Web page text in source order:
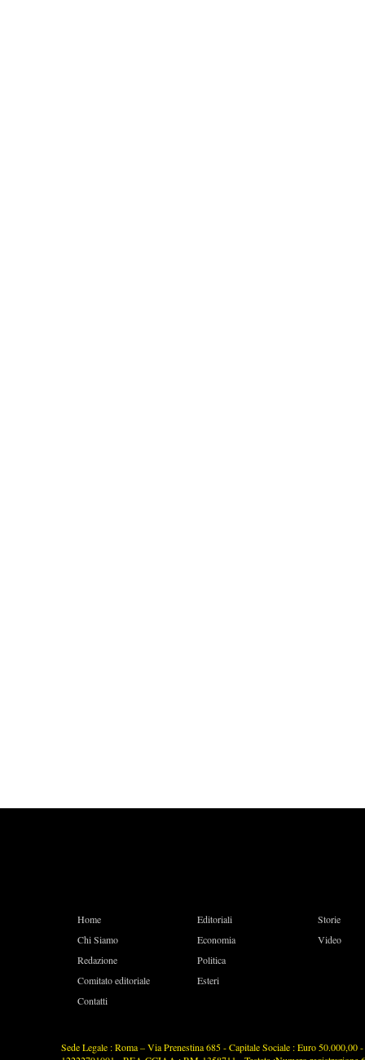
Home
Chi Siamo
Redazione
Comitato editoriale
Contatti
Editoriali
Economia
Politica
Esteri
Storie
Video
Sede Legale : Roma – Via Prenestina 685 - Capitale Sociale : Euro